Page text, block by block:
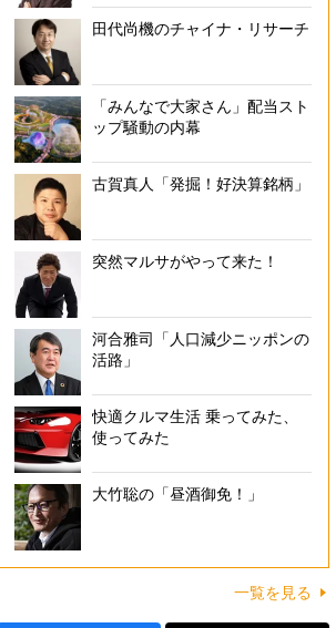
山氏監修「スマホでオトクに買い物をする方
田代尚機のチャイナ・リサーチ
「みんなで大家さん」配当スト
ップ騒動の内幕
古賀真人「発掘！好決算銘柄」
突然マルサがやって来た！
河合雅司「人口減少ニッポンの
活路」
快適クルマ生活 乗ってみた、
使ってみた
大竹聡の「昼酒御免！」
一覧を見る